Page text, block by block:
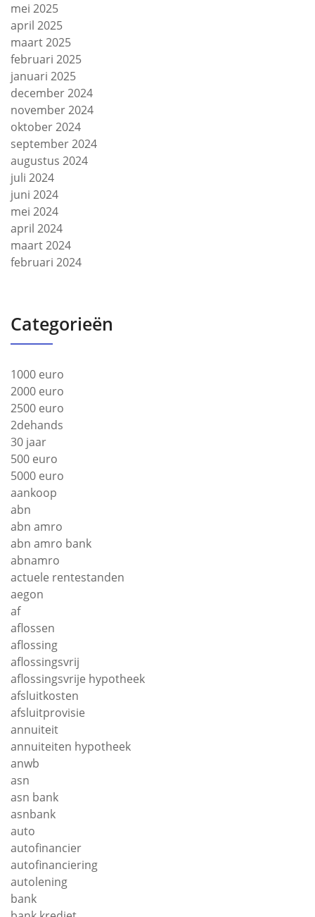
mei 2025
april 2025
maart 2025
februari 2025
januari 2025
december 2024
november 2024
oktober 2024
september 2024
augustus 2024
juli 2024
juni 2024
mei 2024
april 2024
maart 2024
februari 2024
Categorieën
1000 euro
2000 euro
2500 euro
2dehands
30 jaar
500 euro
5000 euro
aankoop
abn
abn amro
abn amro bank
abnamro
actuele rentestanden
aegon
af
aflossen
aflossing
aflossingsvrij
aflossingsvrije hypotheek
afsluitkosten
afsluitprovisie
annuiteit
annuiteiten hypotheek
anwb
asn
asn bank
asnbank
auto
autofinancier
autofinanciering
autolening
bank